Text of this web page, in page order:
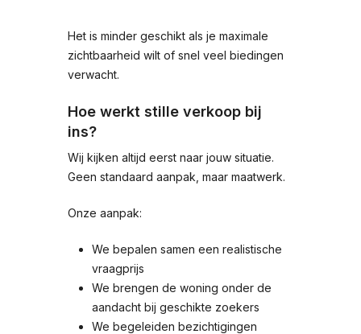
Het is minder geschikt als je maximale
zichtbaarheid wilt of snel veel biedingen
verwacht.
Hoe werkt stille verkoop bij
ins?
Wij kijken altijd eerst naar jouw situatie.
Geen standaard aanpak, maar maatwerk.
Onze aanpak:
We bepalen samen een realistische
vraagprijs
We brengen de woning onder de
aandacht bij geschikte zoekers
We begeleiden bezichtigingen